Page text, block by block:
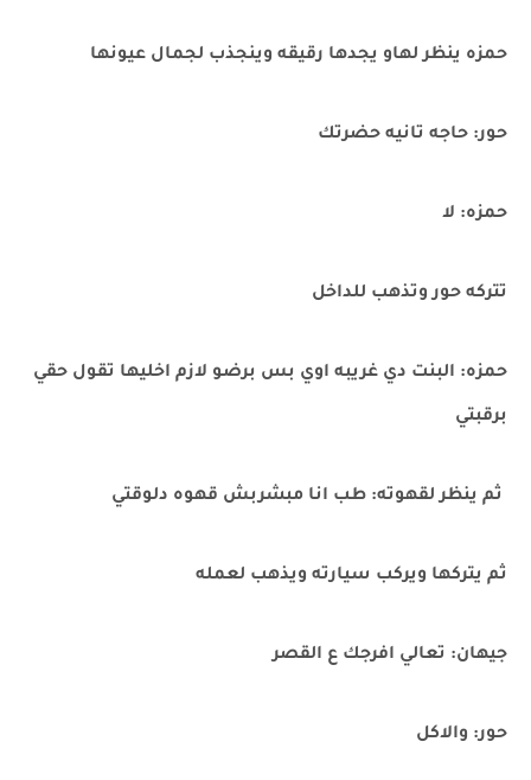
حمزه ينظر لهاو يجدها رقيقه وينجذب لجمال عيونها
حور: حاجه تانيه حضرتك
حمزه: لا
تتركه حور وتذهب للداخل
حمزه: البنت دي غريبه اوي بس برضو لازم اخليها تقول حقي
برقبتي
ثم ينظر لقهوته: طب انا مبشربش قهوه دلوقتي
ثم يتركها ويركب سيارته ويذهب لعمله
جيهان: تعالي افرجك ع القصر
حور: والاكل